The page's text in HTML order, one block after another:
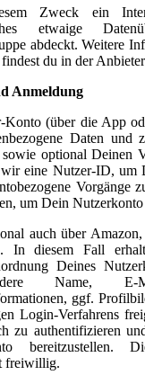
Zweck ein
etwaige
abdeckt. Weitere
du in der
Anmeldung
(über die App
Daten und
sowie optional Deinen
eine Nutzer-ID, um
Vorgänge
um Dein
auch über
In diesem Fall
Deines
Name, E-
ggf.
Login-Verfahrens
zu authentifizieren
bereitzustellen.
freiwillig.